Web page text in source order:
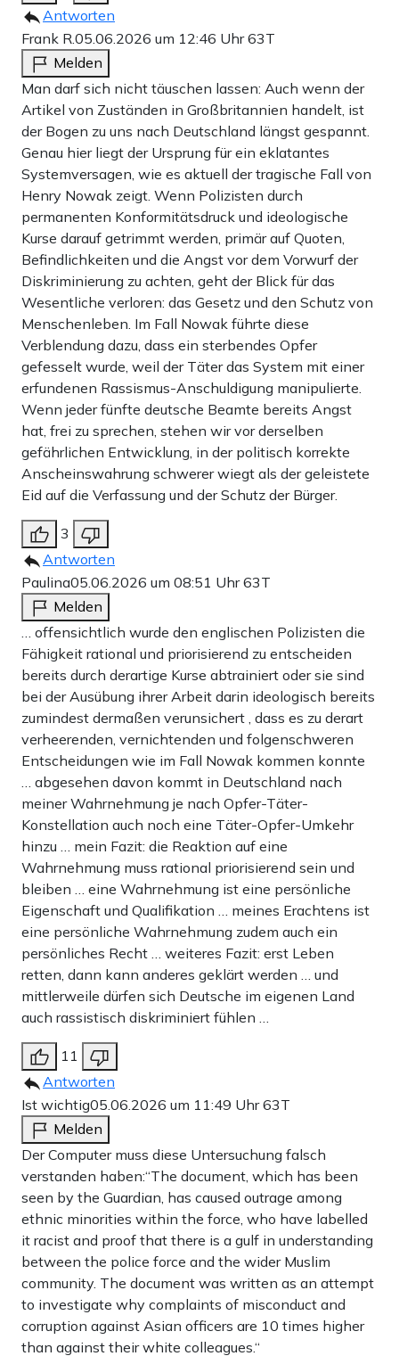
Antworten
Frank R.05.06.2026 um 12:46 Uhr63T
Melden
Man darf sich nicht täuschen lassen: Auch wenn der
Artikel von Zuständen in Großbritannien handelt, ist
der Bogen zu uns nach Deutschland längst gespannt.
Genau hier liegt der Ursprung für ein eklatantes
Systemversagen, wie es aktuell der tragische Fall von
Henry Nowak zeigt. Wenn Polizisten durch
permanenten Konformitätsdruck und ideologische
Kurse darauf getrimmt werden, primär auf Quoten,
Befindlichkeiten und die Angst vor dem Vorwurf der
Diskriminierung zu achten, geht der Blick für das
Wesentliche verloren: das Gesetz und den Schutz von
Menschenleben. Im Fall Nowak führte diese
Verblendung dazu, dass ein sterbendes Opfer
gefesselt wurde, weil der Täter das System mit einer
erfundenen Rassismus-Anschuldigung manipulierte.
Wenn jeder fünfte deutsche Beamte bereits Angst
hat, frei zu sprechen, stehen wir vor derselben
gefährlichen Entwicklung, in der politisch korrekte
Anscheinswahrung schwerer wiegt als der geleistete
Eid auf die Verfassung und der Schutz der Bürger.
3
Antworten
Paulina05.06.2026 um 08:51 Uhr63T
Melden
… offensichtlich wurde den englischen Polizisten die
Fähigkeit rational und priorisierend zu entscheiden
bereits durch derartige Kurse abtrainiert oder sie sind
bei der Ausübung ihrer Arbeit darin ideologisch bereits
zumindest dermaßen verunsichert , dass es zu derart
verheerenden, vernichtenden und folgenschweren
Entscheidungen wie im Fall Nowak kommen konnte
… abgesehen davon kommt in Deutschland nach
meiner Wahrnehmung je nach Opfer-Täter-
Konstellation auch noch eine Täter-Opfer-Umkehr
hinzu … mein Fazit: die Reaktion auf eine
Wahrnehmung muss rational priorisierend sein und
bleiben … eine Wahrnehmung ist eine persönliche
Eigenschaft und Qualifikation … meines Erachtens ist
eine persönliche Wahrnehmung zudem auch ein
persönliches Recht … weiteres Fazit: erst Leben
retten, dann kann anderes geklärt werden … und
mittlerweile dürfen sich Deutsche im eigenen Land
auch rassistisch diskriminiert fühlen …
11
Antworten
Ist wichtig05.06.2026 um 11:49 Uhr63T
Melden
Der Computer muss diese Untersuchung falsch
verstanden haben:“The document, which has been
seen by the Guardian, has caused outrage among
ethnic minorities within the force, who have labelled
it racist and proof that there is a gulf in understanding
between the police force and the wider Muslim
community. The document was written as an attempt
to investigate why complaints of misconduct and
corruption against Asian officers are 10 times higher
than against their white colleagues.“